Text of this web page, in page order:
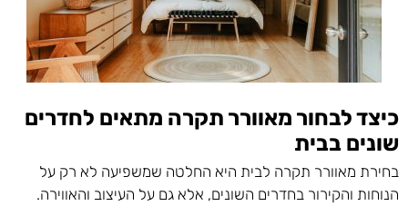
כיצד לבחור מאוורר תקרה מתאים לחדרים
שונים בבית
בחירת מאוורר תקרה לבית היא החלטה שמשפיעה לא רק על
הנוחות והקירור בחדרים השונים, אלא גם על העיצוב והאווירה.